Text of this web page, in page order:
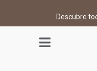
Descubre